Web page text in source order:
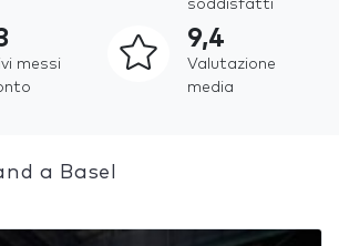
soddisfatti
messi
9,4
Valutazione
media
a Basel